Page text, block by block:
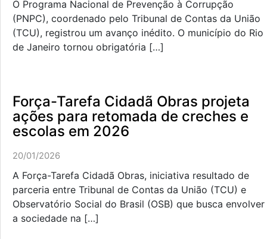
O Programa Nacional de Prevenção à Corrupção
(PNPC), coordenado pelo Tribunal de Contas da União
(TCU), registrou um avanço inédito. O município do Rio
de Janeiro tornou obrigatória […]
Força-Tarefa Cidadã Obras projeta
ações para retomada de creches e
escolas em 2026
20/01/2026
A Força-Tarefa Cidadã Obras, iniciativa resultado de
parceria entre Tribunal de Contas da União (TCU) e
Observatório Social do Brasil (OSB) que busca envolver
a sociedade na […]